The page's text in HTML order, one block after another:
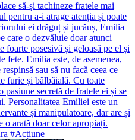
să-și tachineze fratele mai
pentru a-i atrage atenția și poate
ei drăguț și jucăuș, Emilia
care o dezvăluie doar atunci
foarte posesivă și geloasă pe el și
fete. Emilia este, de asemenea,
sau să nu facă ceea ce
furie și bâlbâială. Cu toate
secretă de fratele ei și se
Personalitatea Emiliei este un
și manipulatoare, dar are și
o arată doar celor apropiați.
#Acțiune